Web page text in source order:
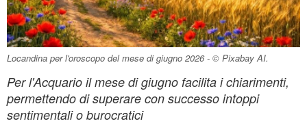
Locandina per l'oroscopo del mese di giugno 2026 - © Pixabay AI.
Per l'Acquario il mese di giugno facilita i chiarimenti,
permettendo di superare con successo intoppi
sentimentali o burocratici